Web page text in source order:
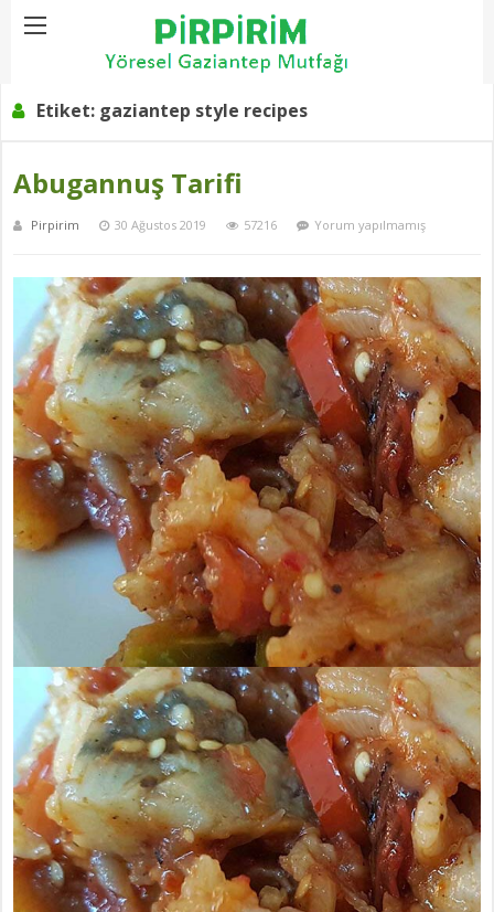
Home gaziantep style recipes
Etiket: gaziantep style recipes
Abugannuş Tarifi
Pirpirim 30 Ağustos 2019 57216 Yorum yapılmamış